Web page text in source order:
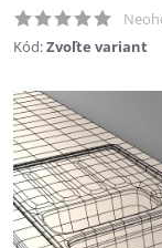
Kód:Zvoľte variant